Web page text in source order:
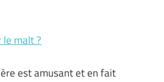
le malt ?
est amusant et en fait